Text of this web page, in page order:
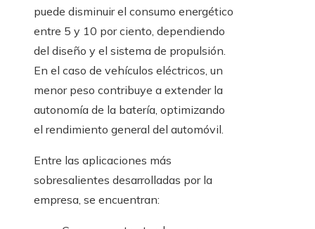
puede disminuir el consumo energético
entre 5 y 10 por ciento, dependiendo
del diseño y el sistema de propulsión.
En el caso de vehículos eléctricos, un
menor peso contribuye a extender la
autonomía de la batería, optimizando
el rendimiento general del automóvil.
Entre las aplicaciones más
sobresalientes desarrolladas por la
empresa, se encuentran: